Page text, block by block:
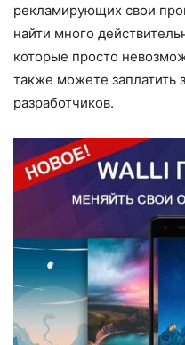
рекламирующих свои
найти много
которые просто
также можете заплатить
разработчиков.